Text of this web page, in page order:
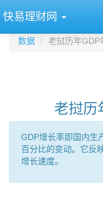
快易理财网
数据 老挝历年GDP
老挝历
GDP增长率即国内生
百分比的变动。它反
增长速度。